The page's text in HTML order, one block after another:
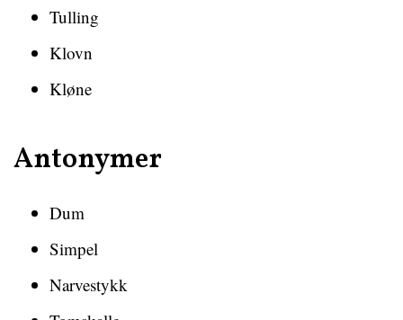
Tulling
Klovn
Kløne
Antonymer
Dum
Simpel
Narvestykk